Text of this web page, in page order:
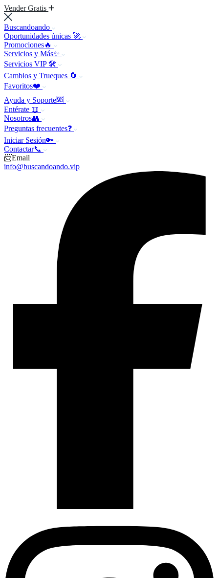
Vender Gratis
Buscandoando
Oportunidades únicas 🚀
Promociones🔥
Servicios y Más✨
Servicios VIP 🛠️
Cambios y Trueques 🔄
Favoritos❤️
Ayuda y Soporte🆘
Entérate 📖
Nosotros👥
Preguntas frecuentes❓
Iniciar Sesión🔑
Contactar📞
📨Email
info@buscandoando.vip